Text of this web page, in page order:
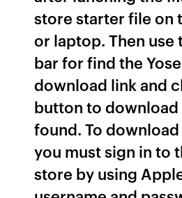
store starter file on
or laptop. Then use
bar for find the
download link and
button to download
found. To
you must sign in to
store by using